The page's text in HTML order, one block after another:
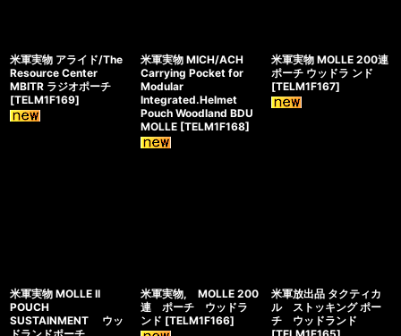
米軍実物 アライド/The
Resource Center
MBITR ラジオポーチ
[TELM1F169]
米軍実物 MICH/ACH
Carrying Pocket for
Modular
Integrated.Helmet
Pouch Woodland BDU
MOLLE [TELM1F168]
米軍実物 MOLLE 200連
ポーチ ウッドラ ンド
[TELM1F167]
米軍実物 MOLLE II
POUCH
SUSTAINMENT ウッ
米軍実物, MOLLE 200
連 ポーチ ウッドラ
ンド [TELM1F166]
米軍放出品 タクティカ
ル ストッキング ポー
チ ウッドランド